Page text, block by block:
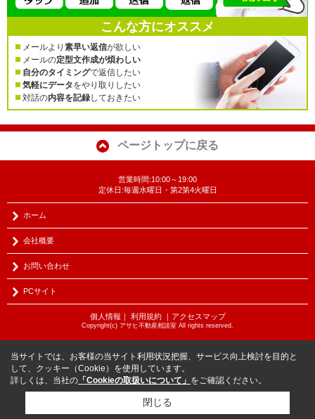
こんな方にオススメ
メールより 素早い返信が欲しい
メールの定型文作成が煩わしい
自分のタイミングで返信したい
気軽にデータをやり取りしたい
対話の内容を記録しておきたい
ページトップに戻る
営業時間:10:00～19:00
定休日:毎週水曜日・第2第4火曜日
ホーム
会社概要
お問い合わせ
PCサイト
個人情報 ｜ 利用規約｜ アクセスマップ
Copyright(c) アサヒ不動産相談室 All rights reserved.
当サイトでは、お客様の当サイト利用状況把握、サービス向上検討を目的と
して、クッキー（Cookie）を使用しています。
詳しくは、当社の 「Cookieの取扱いについて」 をご確認ください。
閉じる